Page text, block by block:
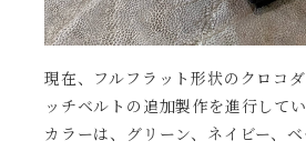
現在、フルフラット形状のクロコ
ッチベルトの追加製作を進行してい
カラーは、グリーン、ネイビー、